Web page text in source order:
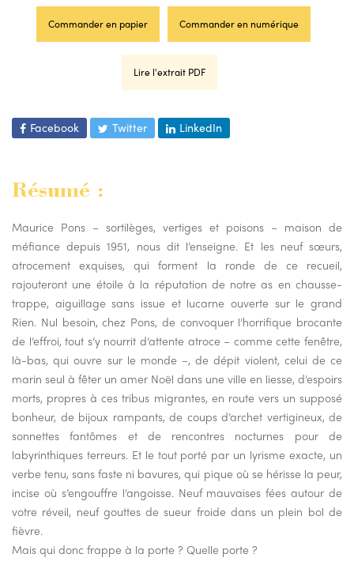
Commander en papier Commander en numérique
Lire l'extrait PDF
Facebook Twitter LinkedIn
Résumé :
Maurice Pons – sortilèges, vertiges et poisons – maison de
méfiance depuis 1951, nous dit l’enseigne. Et les neuf sœurs,
atrocement exquises, qui forment la ronde de ce recueil,
rajouteront une étoile à la réputation de notre as en chausse-
trappe, aiguillage sans issue et lucarne ouverte sur le grand
Rien. Nul besoin, chez Pons, de convoquer l’horrifique brocante
de l’effroi, tout s’y nourrit d’attente atroce – comme cette fenêtre,
là-bas, qui ouvre sur le monde –, de dépit violent, celui de ce
marin seul à fêter un amer Noël dans une ville en liesse, d’espoirs
morts, propres à ces tribus migrantes, en route vers un supposé
bonheur, de bijoux rampants, de coups d’archet vertigineux, de
sonnettes fantômes et de rencontres nocturnes pour de
labyrinthiques terreurs. Et le tout porté par un lyrisme exacte, un
verbe tenu, sans faste ni bavures, qui pique où se hérisse la peur,
incise où s’engouffre l’angoisse. Neuf mauvaises fées autour de
votre réveil, neuf gouttes de sueur froide dans un plein bol de
fièvre.
Mais qui donc frappe à la porte ? Quelle porte ?